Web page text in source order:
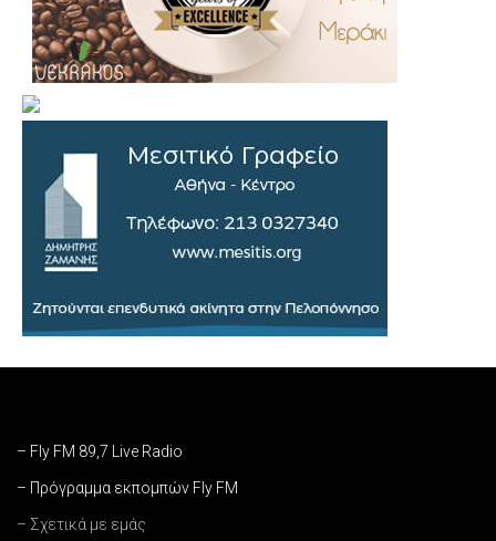
– Fly FM 89,7 Live Radio
– Πρόγραμμα εκπομπών Fly FM
– Σχετικά με εμάς